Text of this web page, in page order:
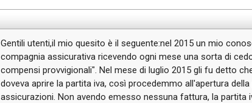
Gentili utenti,il mio quesito è il seguente:nel 2015 un mio
compagnia assicurativa ricevendo ogni mese una sorta di
compensi provvigionali". Nel mese di luglio 2015 gli fu detto
doveva aprire la partita iva, così procedemmo all'apertura
assicurazioni. Non avendo emesso nessuna fattura, la partita